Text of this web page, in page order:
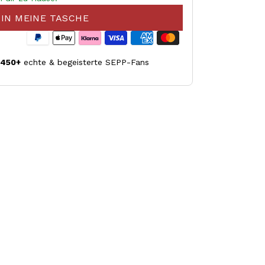
IN MEINE TASCHE
echte & begeisterte SEPP-Fans